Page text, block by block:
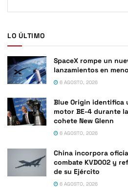
LO ÚLTIMO
SpaceX rompe un
lanzamientos en
6 AGOSTO, 2026
Blue Origin identifica
motor BE-4 durante
cohete New Glenn
6 AGOSTO, 2026
China incorpora
combate KVD002 y
de su Ejército
6 AGOSTO, 2026